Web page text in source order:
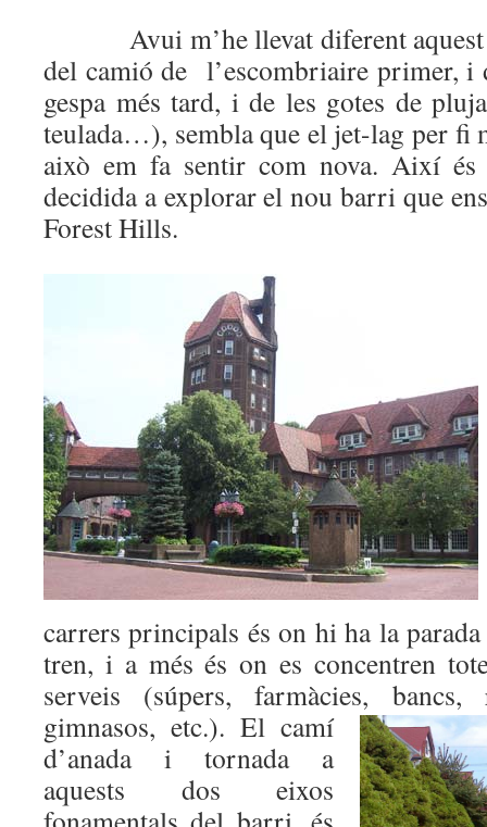
Avui m’he llevat diferent aquest
del camió de l’escombriaire primer, i
gespa més tard, i de les gotes de
teulada…), sembla que el jet-lag per fi
això em fa sentir com nova. Així és
decidida a explorar el nou barri que
Forest Hills.
carrers principals és on hi ha la
tren, i a més és on es concentren
serveis (súpers, farmàcies, bancs,
gimnasos, etc.). El camí
d’anada i tornada a
aquests dos eixos